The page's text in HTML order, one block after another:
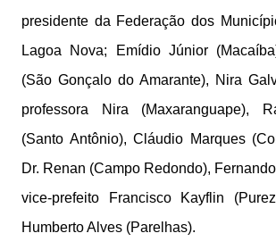
presidente da Federação dos
Lagoa Nova; Emídio Júnior
(São Gonçalo do Amarante), Nira
professora Nira (Maxaranguape),
(Santo Antônio), Cláudio Marques
Dr. Renan (Campo Redondo),
vice-prefeito Francisco Kayflin
Humberto Alves (Parelhas).